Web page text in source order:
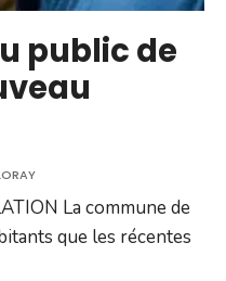
public de
La commune de
que les récentes